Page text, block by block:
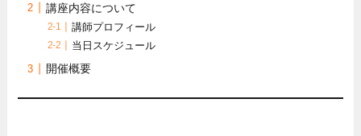
講座内容について
講師プロフィール
当日スケジュール
開催概要